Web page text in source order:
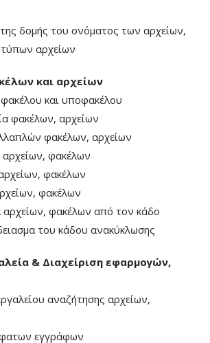
δομής του ονόματος των αρχείων,
αρχείων
και αρχείων
και υποφακέλου
φακέλων, αρχείων
φακέλων, αρχείων
φακέλων
φακέλων
φακέλων
φακέλων από τον κάδο
του κάδου ανακύκλωσης
& Διαχείριση εφαρμογών,
αναζήτησης αρχείων,
εγγράφων